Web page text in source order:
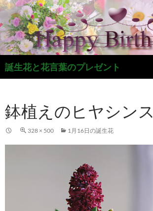
コ
ン
テ
ン
ツ
へ
ス
プ
誕生花と花言葉のプレゼント
検
索
鉢植えのヒヤシンス
328 × 500 1月16日の誕生花